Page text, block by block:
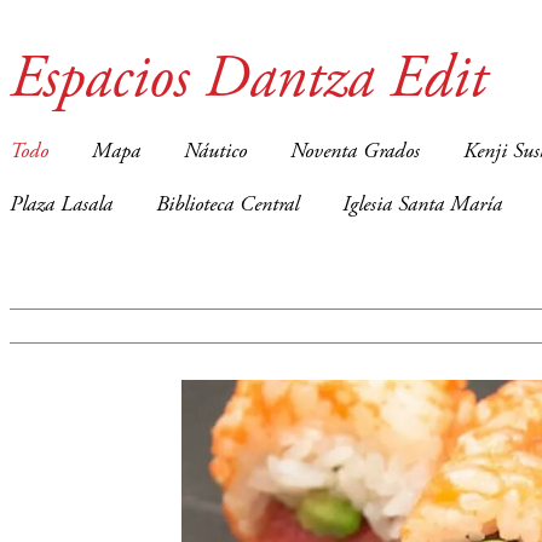
Espacios Dantza Edit
Todo Mapa Náutico Noventa Grados Kenji
Plaza Lasala Biblioteca Central Iglesia Santa María